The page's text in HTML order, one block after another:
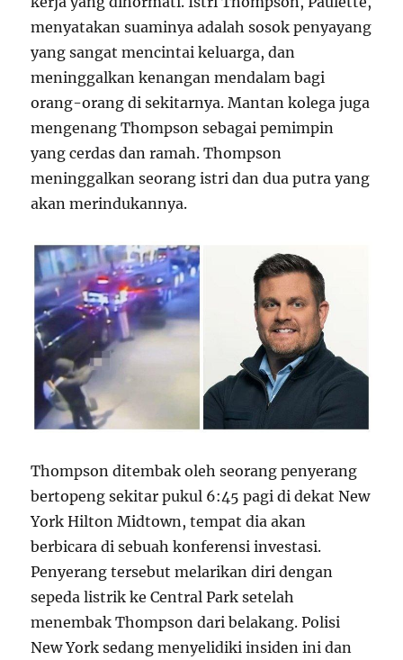
menyatakan suaminya adalah sosok penyayang
yang sangat mencintai keluarga, dan
meninggalkan kenangan mendalam bagi
orang-orang di sekitarnya. Mantan kolega juga
mengenang Thompson sebagai pemimpin
yang cerdas dan ramah. Thompson
meninggalkan seorang istri dan dua putra yang
akan merindukannya.
Thompson ditembak oleh seorang penyerang
bertopeng sekitar pukul 6:45 pagi di dekat New
York Hilton Midtown, tempat dia akan
berbicara di sebuah konferensi investasi.
Penyerang tersebut melarikan diri dengan
sepeda listrik ke Central Park setelah
menembak Thompson dari belakang. Polisi
New York sedang menyelidiki insiden ini dan